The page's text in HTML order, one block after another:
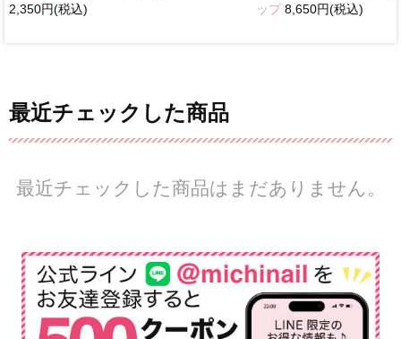
2,350円(税込)
ップ8,650円(税込)
最近チェックした商品
最近チェックした商品はまだありません。